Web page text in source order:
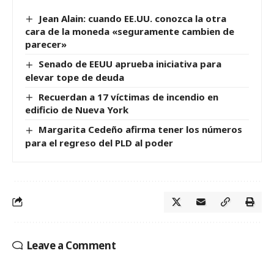
Jean Alain: cuando EE.UU. conozca la otra
cara de la moneda «seguramente cambien de
parecer»
Senado de EEUU aprueba iniciativa para
elevar tope de deuda
Recuerdan a 17 víctimas de incendio en
edificio de Nueva York
Margarita Cedeño afirma tener los números
para el regreso del PLD al poder
Leave a Comment